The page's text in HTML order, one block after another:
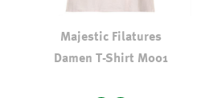
Majestic Filatures
Damen T-Shirt M001